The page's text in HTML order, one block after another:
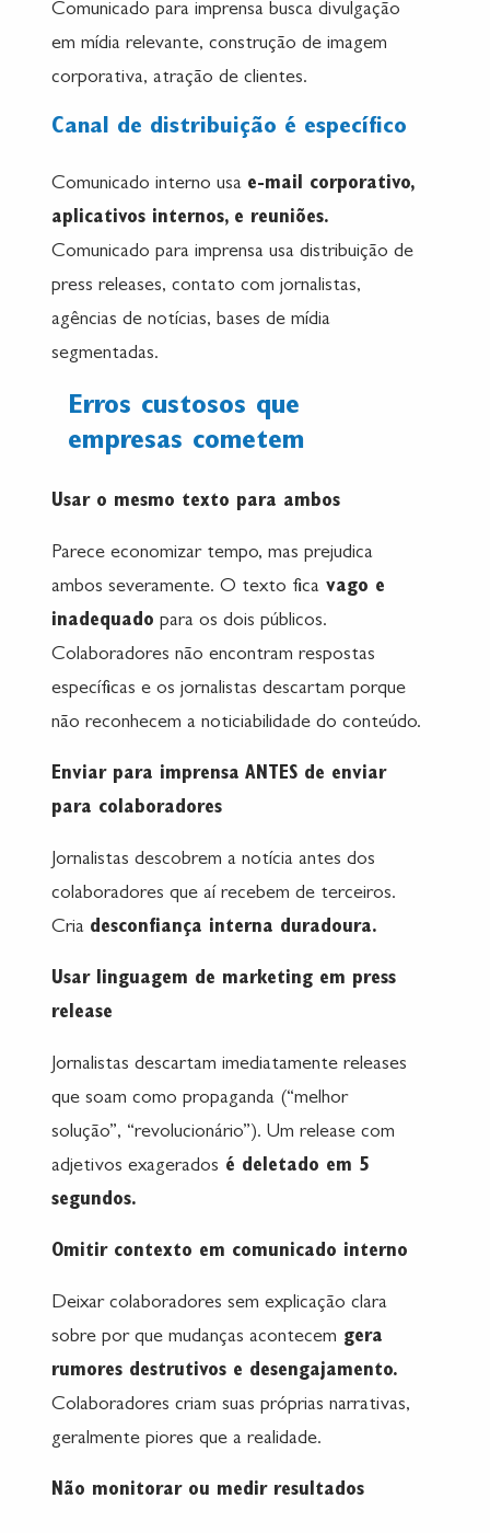
Comunicado para imprensa busca divulgação
em mídia relevante, construção de imagem
corporativa, atração de clientes.
Canal de distribuição é específico
Comunicado interno usa e-mail corporativo,
aplicativos internos, e reuniões.
Comunicado para imprensa usa distribuição de
press releases, contato com jornalistas,
agências de notícias, bases de mídia
segmentadas.
Erros custosos que
empresas cometem
Usar o mesmo texto para ambos
Parece economizar tempo, mas prejudica
ambos severamente. O texto fica vago e
inadequado para os dois públicos.
Colaboradores não encontram respostas
específicas e os jornalistas descartam porque
não reconhecem a noticiabilidade do conteúdo.
Enviar para imprensa ANTES de enviar
para colaboradores
Jornalistas descobrem a notícia antes dos
colaboradores que aí recebem de terceiros.
Cria desconfiança interna duradoura.
Usar linguagem de marketing em press
release
Jornalistas descartam imediatamente releases
que soam como propaganda (“melhor
solução”, “revolucionário”). Um release com
adjetivos exagerados é deletado em 5
segundos.
Omitir contexto em comunicado interno
Deixar colaboradores sem explicação clara
sobre por que mudanças acontecem gera
rumores destrutivos e desengajamento.
Colaboradores criam suas próprias narrativas,
geralmente piores que a realidade.
Não monitorar ou medir resultados